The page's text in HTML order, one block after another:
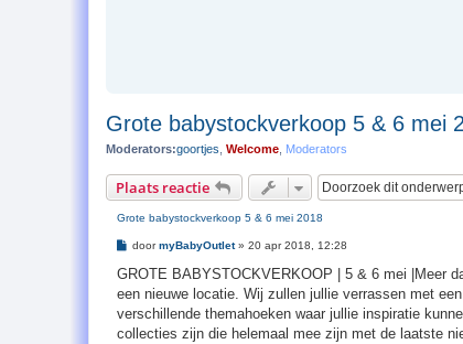
Grote babystockverkoop 5 & 6 mei
Moderators:goortjes Welcome Moderators
Plaats reactie
Grote babystockverkoop 5 & 6 mei 2018
B
r
c
h
doormyBabyOutlet» 20 apr 2018, 12:28
GROTE BABYSTOCKVERKOOP | 5 & 6 mei |Meer
een nieuwe locatie. Wij zullen jullie verrassen met
verschillende themahoeken waar jullie inspiratie
collecties zijn die helemaal mee zijn met de laatste